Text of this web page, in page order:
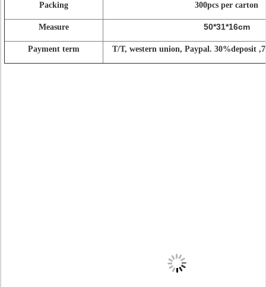
Packing 300pcs per carton
Measure 50*31*16cm
Payment term T/T, western union, Paypal. 30%deposit